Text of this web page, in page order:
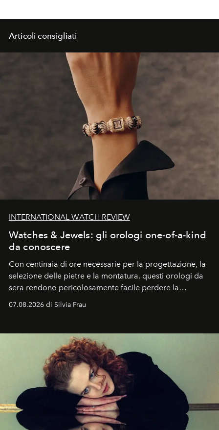
Articoli consigliati
INTERNATIONAL WATCH REVIEW
Watches & Jewels: gli orologi one-of-a-kind
da conoscere
Con centinaia di ore necessarie per la progettazione, la
selezione delle pietre e la montatura, questi orologi da
sera rendono pericolosamente facile perdere la
cognizione del tempo. Ma con quadranti così
07.08.2026 di Silvia Frau